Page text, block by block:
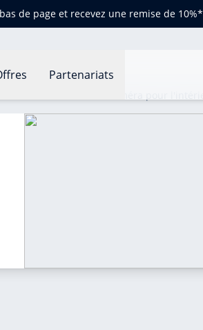
de page et recevez une remise de 10%*
Partenariats